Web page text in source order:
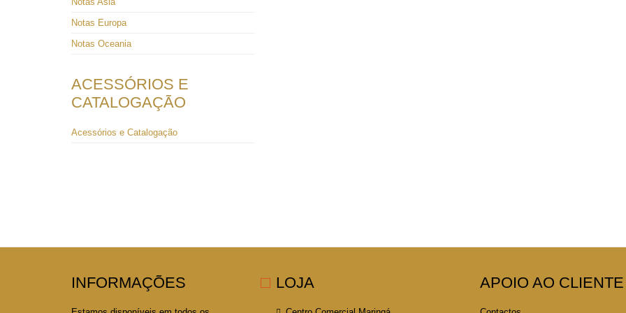
Notas Europa
Notas Oceania
ACESSÓRIOS E
CATALOGAÇÃO
Acessórios e Catalogação
INFORMAÇÕES LOJA APOIO AO CLIENTE